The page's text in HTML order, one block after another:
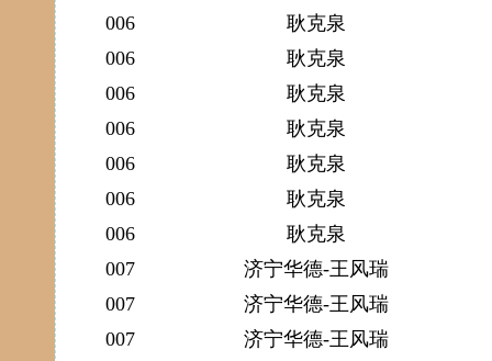
006
耿克泉
006
耿克泉
006
耿克泉
006
耿克泉
006
耿克泉
006
耿克泉
006
耿克泉
007
济宁华德-王风瑞
007
济宁华德-王风瑞
007
济宁华德-王风瑞